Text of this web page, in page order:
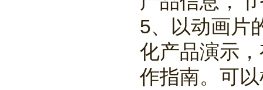
5、以动画片
化产品演示
作指南。可